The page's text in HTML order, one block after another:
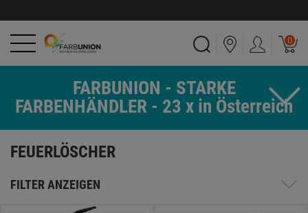
0
FARBUNION - STARKE
FARBENHÄNDLER - 23 x in Österreich
FEUERLÖSCHER
FILTER ANZEIGEN